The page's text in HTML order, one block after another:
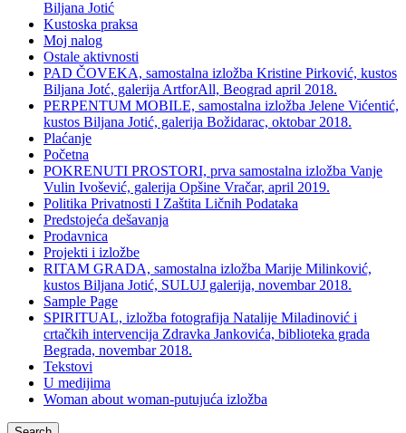
Biljana Jotić
Kustoska praksa
Moj nalog
Ostale aktivnosti
PAD ČOVEKA, samostalna izložba Kristine Pirković, kustos
Biljana Jotć, galerija ArtforAll, Beograd april 2018.
PERPENTUM MOBILE, samostalna izložba Jelene Vićentić,
kustos Biljana Jotić, galerija Božidarac, oktobar 2018.
Plaćanje
Početna
POKRENUTI PROSTORI, prva samostalna izložba Vanje
Vulin Ivošević, galerija Opšine Vračar, april 2019.
Politika Privatnosti I Zaštita Ličnih Podataka
Predstojeća dešavanja
Prodavnica
Projekti i izložbe
RITAM GRADA, samostalna izložba Marije Milinković,
kustos Biljana Jotić, SULUJ galerija, novembar 2018.
Sample Page
SPIRITUAL, izložba fotografija Natalije Miladinović i
crtačkih intervencija Zdravka Jankovića, biblioteka grada
Begrada, novembar 2018.
Tekstovi
U medijima
Woman about woman-putujuća izložba